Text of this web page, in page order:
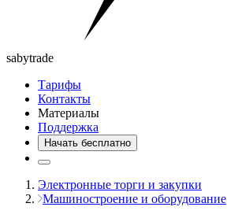
sabytrade
Тарифы
Контакты
Материалы
Поддержка
Начать бесплатно
Электронные торги и закупки
Машиностроение и оборудование